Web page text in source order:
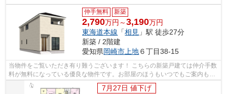
仲手無料 新築
2,790万円～3,190万円
東海道本線 「相見 」駅 徒歩27分
新築 / 2階建
愛知県岡崎市上地６丁目38-15
当物件をご覧いただき有り難うございます！ こちらの新築戸建ては仲介手数
料が無料になっている優良な物件です。お部屋のほうもいつでもご案内もさ
せて頂きますのでお気軽にお問合せ下...
7月27日 値下げ